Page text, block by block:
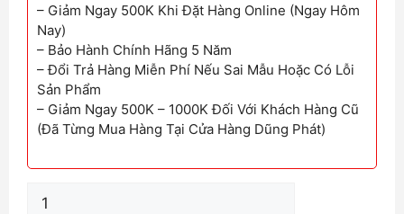
– Giảm Ngay 500K Khi Đặt Hàng Online (Ngay Hôm
Nay)
– Bảo Hành Chính Hãng 5 Năm
– Đổi Trả Hàng Miễn Phí Nếu Sai Mẫu Hoặc Có Lỗi
Sản Phẩm
– Giảm Ngay 500K – 1000K Đối Với Khách Hàng Cũ
(Đã Từng Mua Hàng Tại Cửa Hàng Dũng Phát)
Sofa